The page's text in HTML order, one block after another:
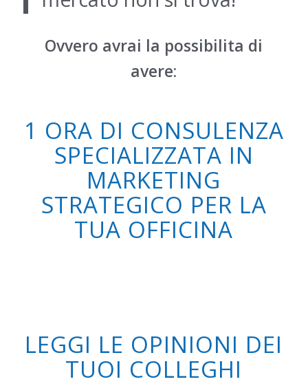
Ovvero avrai la possibilita di
avere:
1 ORA DI CONSULENZA
SPECIALIZZATA IN
MARKETING
STRATEGICO PER LA
TUA OFFICINA
LEGGI LE OPINIONI DEI
TUOI COLLEGHI